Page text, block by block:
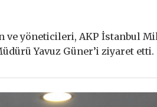
ve yöneticileri, AKP İstanbul
Yavuz Güner’i ziyaret etti.